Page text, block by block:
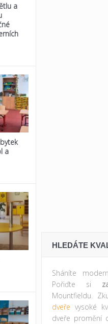
a
a
HLEDÁTE
Sháníte
Pořiďte si
Mountfieldu.
dveře vysoké
dveře promění